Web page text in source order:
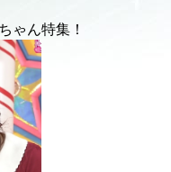
ゃん特集！